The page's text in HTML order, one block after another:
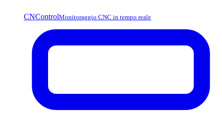
CNControlMonitoraggio CNC in tempo reale